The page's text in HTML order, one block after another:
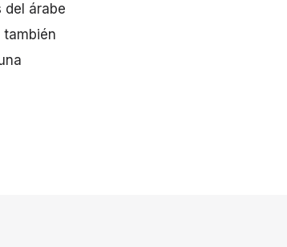
del árabe